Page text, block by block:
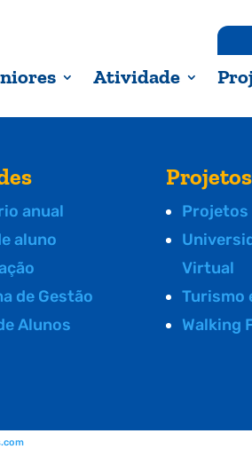
Atividade
anual
aluno
de Gestão
Alunos
Projetos
Projetos
Virtual
Turismo
Walking